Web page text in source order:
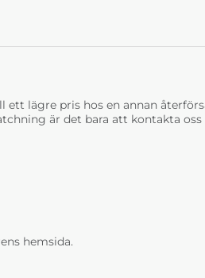
lägre pris hos en annan
är det bara att kontakta oss
hemsida.